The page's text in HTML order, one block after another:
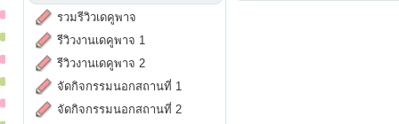
รวมรีวิวเดคูพาจ
รีวิวงานเดคูพาจ 1
รีวิวงานเดคูพาจ 2
จัดกิจกรรมนอกสถานที่ 1
จัดกิจกรรมนอกสถานที่ 2